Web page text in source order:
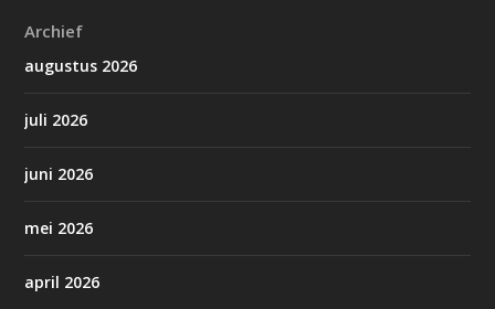
Archief
augustus 2026
juli 2026
juni 2026
mei 2026
april 2026